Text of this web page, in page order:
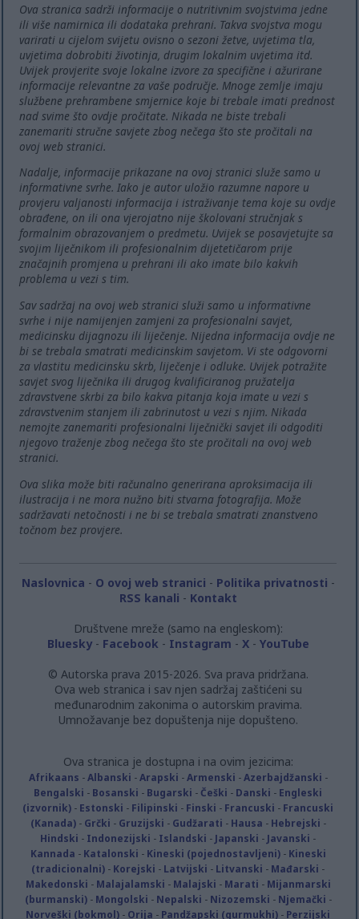
Ova stranica sadrži informacije o nutritivnim svojstvima jedne
ili više namirnica ili dodataka prehrani. Takva svojstva mogu
varirati u cijelom svijetu ovisno o sezoni žetve, uvjetima tla,
uvjetima dobrobiti životinja, drugim lokalnim uvjetima itd.
Uvijek provjerite svoje lokalne izvore za specifične i ažurirane
informacije relevantne za vaše područje. Mnoge zemlje imaju
službene prehrambene smjernice koje bi trebale imati prednost
nad svime što ovdje pročitate. Nikada ne biste trebali
zanemariti stručne savjete zbog nečega što ste pročitali na
ovoj web stranici.
Nadalje, informacije prikazane na ovoj stranici služe samo u
informativne svrhe. Iako je autor uložio razumne napore u
provjeru valjanosti informacija i istraživanje tema koje su ovdje
obrađene, on ili ona vjerojatno nije školovani stručnjak s
formalnim obrazovanjem o predmetu. Uvijek se posavjetujte sa
svojim liječnikom ili profesionalnim dijetetičarom prije
značajnih promjena u prehrani ili ako imate bilo kakvih
problema u vezi s tim.
Sav sadržaj na ovoj web stranici služi samo u informativne
svrhe i nije namijenjen zamjeni za profesionalni savjet,
medicinsku dijagnozu ili liječenje. Nijedna informacija ovdje ne
bi se trebala smatrati medicinskim savjetom. Vi ste odgovorni
za vlastitu medicinsku skrb, liječenje i odluke. Uvijek potražite
savjet svog liječnika ili drugog kvalificiranog pružatelja
zdravstvene skrbi za bilo kakva pitanja koja imate u vezi s
zdravstvenim stanjem ili zabrinutost u vezi s njim. Nikada
nemojte zanemariti profesionalni liječnički savjet ili odgoditi
njegovo traženje zbog nečega što ste pročitali na ovoj web
stranici.
Ova slika može biti računalno generirana aproksimacija ili
ilustracija i ne mora nužno biti stvarna fotografija. Može
sadržavati netočnosti i ne bi se trebala smatrati znanstveno
točnom bez provjere.
Naslovnica - O ovoj web stranici - Politika privatnosti -
RSS kanali - Kontakt
Društvene mreže (samo na engleskom):
Bluesky- Facebook - Instagram - X- YouTube
© Autorska prava 2015-2026. Sva prava pridržana.
Ova web stranica i sav njen sadržaj zaštićeni su
međunarodnim zakonima o autorskim pravima.
Umnožavanje bez dopuštenja nije dopušteno.
Ova stranica je dostupna i na ovim jezicima:
Afrikaans -Albanski -Arapski -Armenski -Azerbajdžanski -
Bengalski - Bosanski - Bugarski - Češki - Danski - Engleski
(izvornik) - Estonski - Filipinski - Finski - Francuski - Francuski
(Kanada)- Grčki - Gruzijski - Gudžarati - Hausa - Hebrejski -
Hindski - Indonezijski - Islandski - Japanski - Javanski -
Kannada - Katalonski - Kineski (pojednostavljeni)- Kineski
(tradicionalni) - Korejski - Latvijski - Litvanski - Mađarski -
Makedonski - Malajalamski - Malajski - Marati - Mijanmarski
(burmanski)- Mongolski - Nepalski - Nizozemski - Njemački -
Norveški (bokmol) - Orija - Pandžapski (gurmukhi) - Perzijski